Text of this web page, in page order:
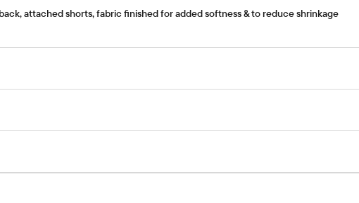
attached shorts, fabric finished for added softness & to reduce shrinkage